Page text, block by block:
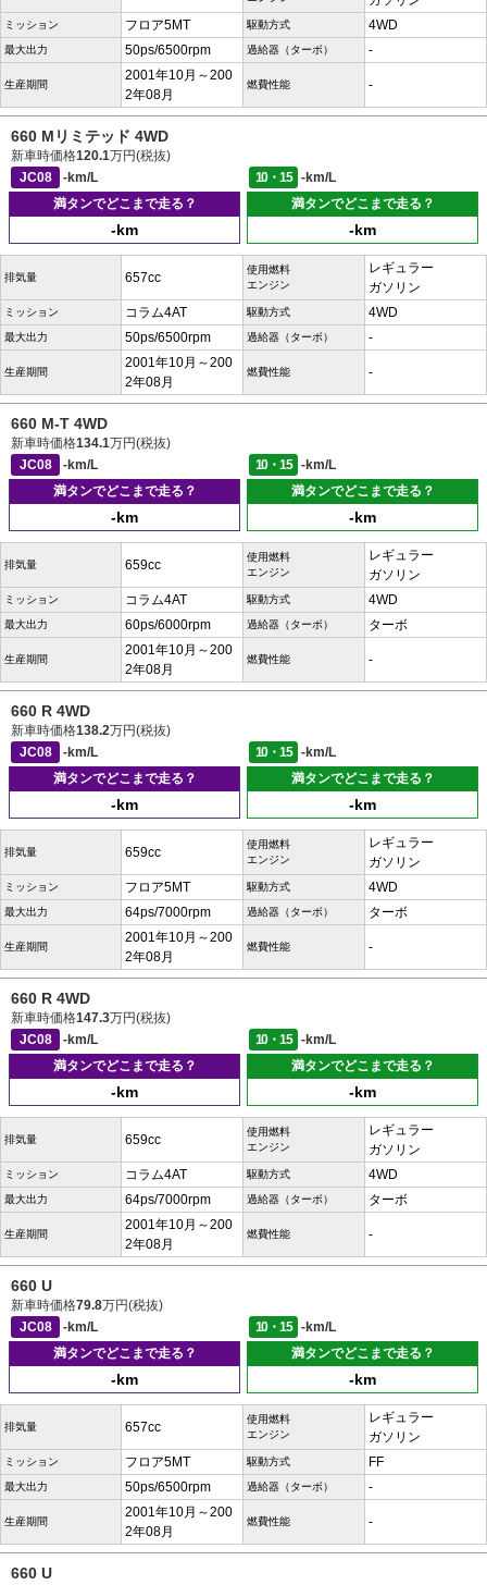
ミッション フロア5MT 駆動方式 4WD
最大出力 50ps/6500rpm 過給器（ターボ） -
生産期間
2001年10月～200
2年08月
燃費性能 -
660 Mリミテッド 4WD
新車時価格120.1万円(税抜)
JC08
-km/L 10・15
-km/L
満タンでどこまで走る？
-km
満タンでどこまで走る？
-km
排気量 657cc
使用燃料
エンジン
レギュラー
ガソリン
ミッション コラム4AT 駆動方式 4WD
最大出力 50ps/6500rpm 過給器（ターボ） -
生産期間
2001年10月～200
2年08月
燃費性能 -
660 M-T 4WD
新車時価格134.1万円(税抜)
JC08
-km/L 10・15
-km/L
満タンでどこまで走る？
-km
満タンでどこまで走る？
-km
排気量 659cc
使用燃料
エンジン
レギュラー
ガソリン
ミッション コラム4AT 駆動方式 4WD
最大出力 60ps/6000rpm 過給器（ターボ） ターボ
生産期間
2001年10月～200
2年08月
燃費性能 -
660 R 4WD
新車時価格138.2万円(税抜)
JC08
-km/L 10・15
-km/L
満タンでどこまで走る？
-km
満タンでどこまで走る？
-km
排気量 659cc
使用燃料
エンジン
レギュラー
ガソリン
ミッション フロア5MT 駆動方式 4WD
最大出力 64ps/7000rpm 過給器（ターボ） ターボ
生産期間
2001年10月～200
2年08月
燃費性能 -
660 R 4WD
新車時価格147.3万円(税抜)
JC08
-km/L 10・15
-km/L
満タンでどこまで走る？
-km
満タンでどこまで走る？
-km
排気量 659cc
使用燃料
エンジン
レギュラー
ガソリン
ミッション コラム4AT 駆動方式 4WD
最大出力 64ps/7000rpm 過給器（ターボ） ターボ
生産期間
2001年10月～200
2年08月
燃費性能 -
660 U
新車時価格79.8万円(税抜)
JC08
-km/L 10・15
-km/L
満タンでどこまで走る？
-km
満タンでどこまで走る？
-km
排気量 657cc
使用燃料
エンジン
レギュラー
ガソリン
ミッション フロア5MT 駆動方式 FF
最大出力 50ps/6500rpm 過給器（ターボ） -
生産期間
2001年10月～200
2年08月
燃費性能 -
660 U